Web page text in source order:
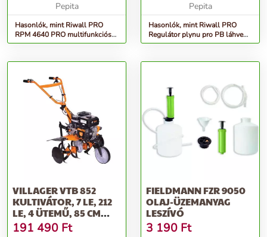
Pepita
Hasonlók, mint Riwall PRO
RPM 4640 PRO multifunkciós
önjáró fűnyíró 4 az 1-ben
Pepita
Hasonlók, mint Riwall PRO
Regulátor plynu pro PB láhve
CZ/SK
VILLAGER VTB 852
KULTIVÁTOR, 7 LE, 212
LE, 4 ÜTEMŰ, 85 CM
MUNKASZ...
191 490 Ft
FIELDMANN FZR 9050
OLAJ-ÜZEMANYAG
LESZÍVÓ
3 190 Ft